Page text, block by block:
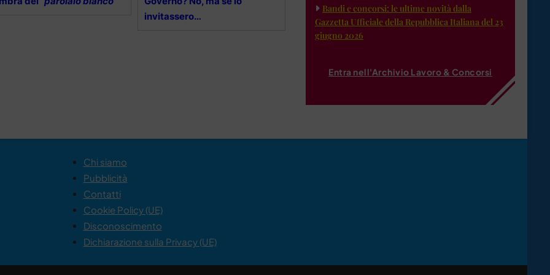
invitassero…
Bandi e concorsi: le ultime novità dalla
Gazzetta Ufficiale della Repubblica Italiana del 23
giugno 2026
Entra nell'Archivio Lavoro & Concorsi
Chi siamo
Pubblicità
Contatti
Cookie Policy (UE)
Disconoscimento
Dichiarazione sulla Privacy (UE)